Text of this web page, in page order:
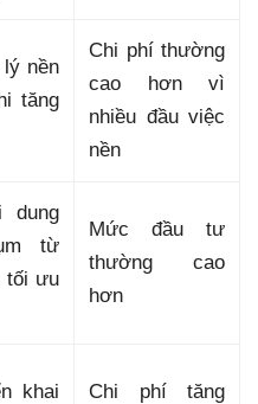
nền
tăng
Chi phí thường
cao hơn vì
nhiều đầu việc
nền
dung
từ
tối ưu
Mức đầu tư
thường cao
hơn
khai
Chi phí tăng